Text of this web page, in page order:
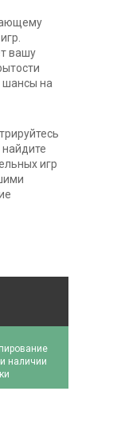
вашу
шансы на
игр
наличии